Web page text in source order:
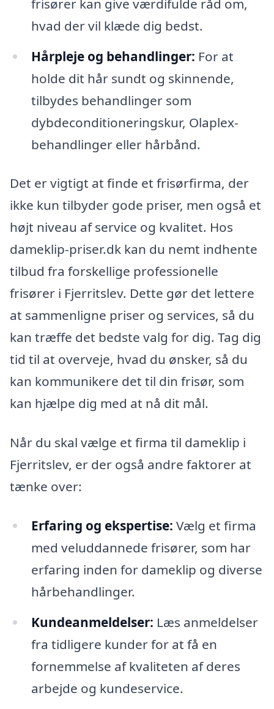
frisører kan give værdifulde råd om,
hvad der vil klæde dig bedst.
Hårpleje og behandlinger: For at
holde dit hår sundt og skinnende,
tilbydes behandlinger som
dybdeconditioneringskur, Olaplex-
behandlinger eller hårbånd.
Det er vigtigt at finde et frisørfirma, der
ikke kun tilbyder gode priser, men også et
højt niveau af service og kvalitet. Hos
dameklip-priser.dk kan du nemt indhente
tilbud fra forskellige professionelle
frisører i Fjerritslev. Dette gør det lettere
at sammenligne priser og services, så du
kan træffe det bedste valg for dig. Tag dig
tid til at overveje, hvad du ønsker, så du
kan kommunikere det til din frisør, som
kan hjælpe dig med at nå dit mål.
Når du skal vælge et firma til dameklip i
Fjerritslev, er der også andre faktorer at
tænke over:
Erfaring og ekspertise: Vælg et firma
med veluddannede frisører, som har
erfaring inden for dameklip og diverse
hårbehandlinger.
Kundeanmeldelser: Læs anmeldelser
fra tidligere kunder for at få en
fornemmelse af kvaliteten af deres
arbejde og kundeservice.